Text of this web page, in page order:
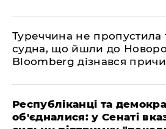
Туреччина не пропустила
судна, що йшли до
Bloomberg дізнався
Республіканці та
об'єдналися: у Сенаті